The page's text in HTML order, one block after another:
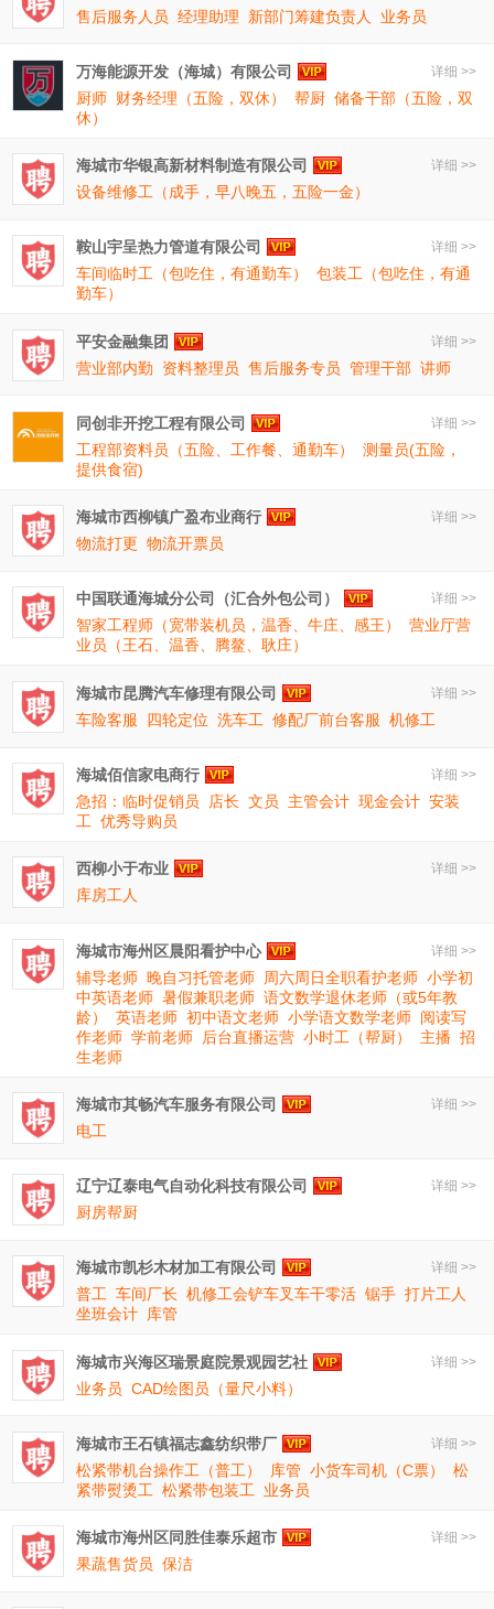
售后服务人员 经理助理 新部门筹建负责人 业务员
详细 >>
万海能源开发（海城）有限公司
厨师 财务经理（五险，双休） 帮厨 储备干部（五险，双
休）
详细 >>
海城市华银高新材料制造有限公司
设备维修工（成手，早八晚五，五险一金）
详细 >>
鞍山宇呈热力管道有限公司
车间临时工（包吃住，有通勤车）
包装工（包吃住，有通
勤车）
详细 >>
平安金融集团
营业部内勤
资料整理员 售后服务专员 管理干部 讲师
详细 >>
同创非开挖工程有限公司
工程部资料员（五险、工作餐、通勤车）
测量员(五险，
提供食宿)
详细 >>
海城市西柳镇广盈布业商行
物流打更 物流开票员
详细 >>
中国联通海城分公司（汇合外包公司）
智家工程师（宽带装机员，温香、牛庄、感王）
营业厅营
业员（王石、温香、腾鳌、耿庄）
详细 >>
海城市昆腾汽车修理有限公司
车险客服
四轮定位 洗车工 修配厂前台客服 机修工
详细 >>
海城佰信家电商行
急招：临时促销员
店长 文员 主管会计 现金会计 安装
工 优秀导购员
详细 >>
西柳小于布业
库房工人
详细 >>
海城市海州区晨阳看护中心
辅导老师 晚自习托管老师 周六周日全职看护老师 小学初
中英语老师 暑假兼职老师 语文数学退休老师（或5年教
龄）
英语老师 初中语文老师 小学语文数学老师 阅读写
作老师 学前老师 后台直播运营 小时工（帮厨） 主播 招
生老师
详细 >>
海城市其畅汽车服务有限公司
电工
详细 >>
辽宁辽泰电气自动化科技有限公司
厨房帮厨
详细 >>
海城市凯杉木材加工有限公司
普工 车间厂长 机修工会铲车叉车干零活 锯手 打片工人
坐班会计 库管
详细 >>
海城市兴海区瑞景庭院景观园艺社
业务员 CAD绘图员（量尺小料）
详细 >>
海城市王石镇福志鑫纺织带厂
松紧带机台操作工（普工）
库管 小货车司机（C票）
松
紧带熨烫工 松紧带包装工 业务员
详细 >>
海城市海州区同胜佳泰乐超市
果蔬售货员 保洁